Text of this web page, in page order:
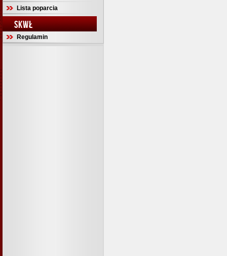
Lista poparcia
SKWŁ
Regulamin